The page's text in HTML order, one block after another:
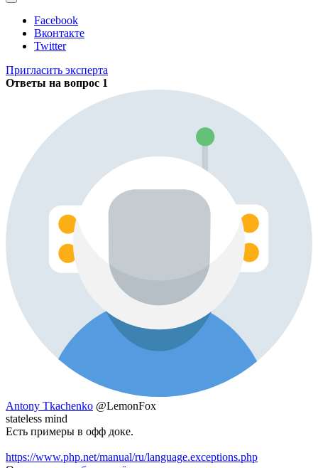
Facebook
Вконтакте
Twitter
Пригласить эксперта
Ответы на вопрос 1
Antony Tkachenko @LemonFox
stateless mind
Есть примеры в офф доке.
https://www.php.net/manual/ru/language.exceptions.php